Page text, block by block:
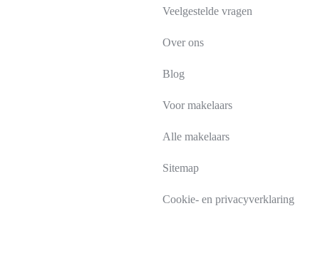
Veelgestelde vragen
Over ons
Blog
Voor makelaars
Alle makelaars
Sitemap
Cookie- en privacyverklaring